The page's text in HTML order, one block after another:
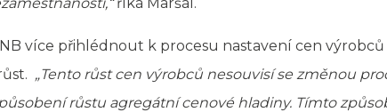
více přihlédnout k procesu nastavení cen
„Tento růst cen výrobců nesouvisí se změnou
růstu agregátní cenové hladiny. Tímto